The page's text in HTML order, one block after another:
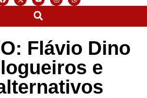
Flávio Dino
e